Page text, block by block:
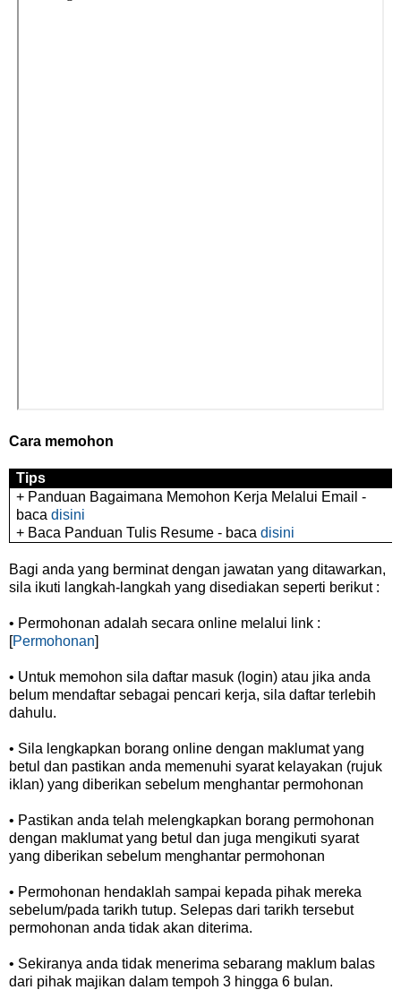
Cara memohon
Tips
+ Panduan Bagaimana Memohon Kerja Melalui Email -
bacadisini
+ Baca Panduan Tulis Resume - bacadisini
Bagi anda yang berminat dengan jawatan yang ditawarkan,
sila ikuti langkah-langkah yang disediakan seperti berikut :
• Permohonan adalah secara online melalui link :
[Permohonan]
• Untuk memohon sila daftar masuk (login) atau jika anda
belum mendaftar sebagai pencari kerja, sila daftar terlebih
dahulu.
• Sila lengkapkan borang online dengan maklumat yang
betul dan pastikan anda memenuhi syarat kelayakan (rujuk
iklan) yang diberikan sebelum menghantar permohonan
• Pastikan anda telah melengkapkan borang permohonan
dengan maklumat yang betul dan juga mengikuti syarat
yang diberikan sebelum menghantar permohonan
• Permohonan hendaklah sampai kepada pihak mereka
sebelum/pada tarikh tutup. Selepas dari tarikh tersebut
permohonan anda tidak akan diterima.
• Sekiranya anda tidak menerima sebarang maklum balas
dari pihak majikan dalam tempoh 3 hingga 6 bulan.